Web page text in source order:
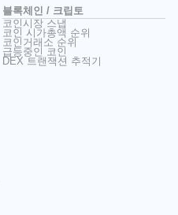
블록체인 / 크립토
코인시장 스냅
코인 시가총액 순위
코인거래소 순위
급등중인 코인
DEX 트랜잭션 추적기